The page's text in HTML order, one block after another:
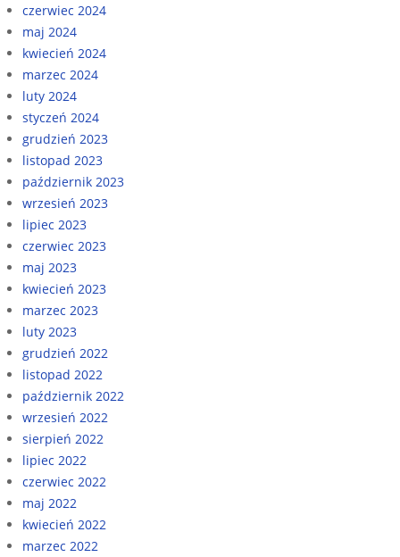
czerwiec 2024
maj 2024
kwiecień 2024
marzec 2024
luty 2024
styczeń 2024
grudzień 2023
listopad 2023
październik 2023
wrzesień 2023
lipiec 2023
czerwiec 2023
maj 2023
kwiecień 2023
marzec 2023
luty 2023
grudzień 2022
listopad 2022
październik 2022
wrzesień 2022
sierpień 2022
lipiec 2022
czerwiec 2022
maj 2022
kwiecień 2022
marzec 2022